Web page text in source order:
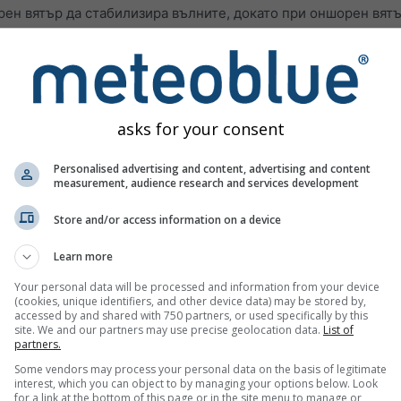
вятър да стабилизира вълните, докато при оншорен
на вълни е вятърът. Вятърът създава движение
Тези частици впоследствие продължават да се
по-силен е вятърът, толкова по-големи са вълните
вятъра, вълните придобиват различни скорости. Ако по-
вълни и възможно т.нар. „rogue waves“.
рязко издигащо се морско дъно, тя може рязко да се
доофшорните и оншорните ветрове
. Те
към сушата, а офшорните — от сушата към морето.
докато офшорните почти не създават вълни близо до
да се насладят на ситуации, когато силни оншорни
условия дългите суел вълни осигуряват (относително
.
asks for your consent
Personalised advertising and content, advertising and content
measurement, audience research and services development
Store and/or access information on a device
Learn more
Your personal data will be processed and information from your device
(cookies, unique identifiers, and other device data) may be stored by,
accessed by and shared with 750 partners, or used specifically by this
site. We and our partners may use precise geolocation data. List of
partners.
Some vendors may process your personal data on the basis of legitimate
interest, which you can object to by managing your options below. Look
for a link at the bottom of this page or in the site menu to manage or